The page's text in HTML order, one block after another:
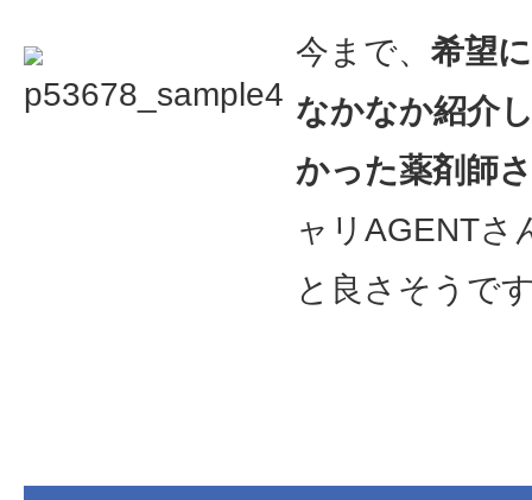
今まで、 希望
なかなか紹介
かった薬剤師
ャリAGENTさ
と良さそうで